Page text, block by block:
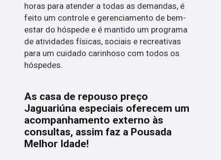
horas para atender a todas as demandas, é
feito um controle e gerenciamento de bem-
estar do hóspede e é mantido um programa
de atividades físicas, sociais e recreativas
para um cuidado carinhoso com todos os
hóspedes.
As casa de repouso preço
Jaguariúna especiais oferecem um
acompanhamento externo às
consultas, assim faz a Pousada
Melhor Idade!